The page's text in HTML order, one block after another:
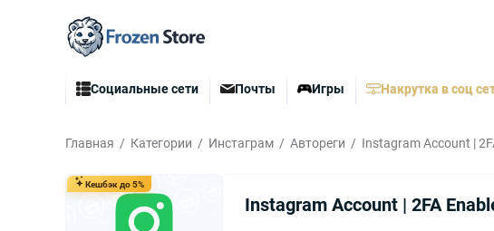
Социальные сети Почты Игры Накрутка в соц
Главная Категории Инстаграм Автореги Instagram Account |
Кешбэк до 5%
Instagram Account | 2FA